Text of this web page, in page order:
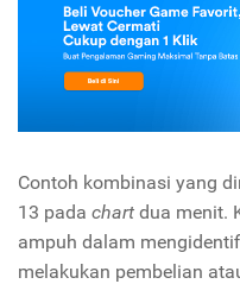
Contoh kombinasi yang
13 pada chart dua menit.
ampuh dalam
melakukan pembelian